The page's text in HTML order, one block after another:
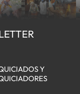
Y